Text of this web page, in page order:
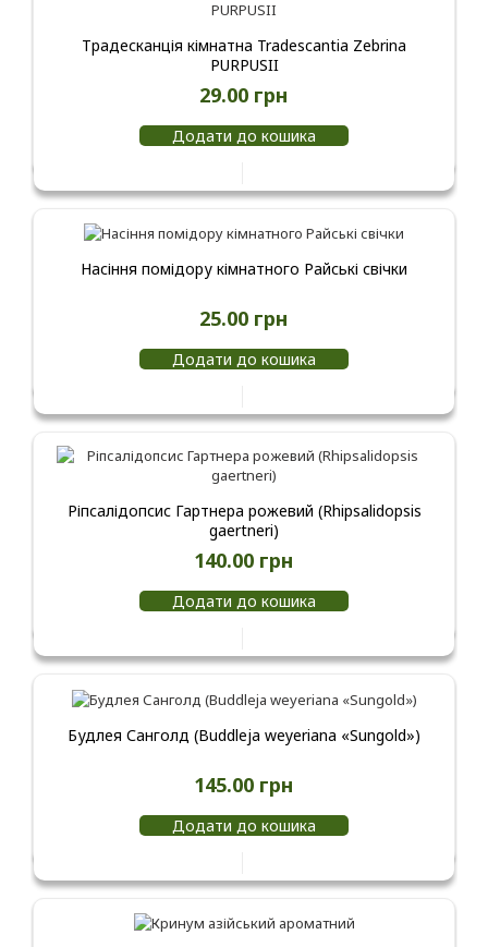
Традесканція кімнатна Tradescantia Zebrina
PURPUSII
29.00 грн
Додати до кошика
Насіння помідору кімнатного Райські свічки
25.00 грн
Додати до кошика
Ріпсалідопсис Гартнера рожевий (Rhipsalidopsis
gaertneri)
140.00 грн
Додати до кошика
Будлея Санголд (Buddleja weyeriana «Sungold»)
145.00 грн
Додати до кошика